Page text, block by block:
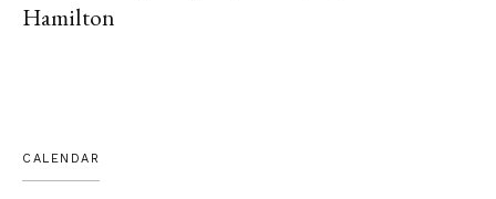
Hamilton
CALENDAR